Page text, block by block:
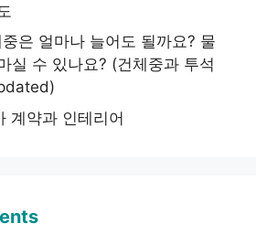
은 얼마나 늘어도 될까요? 물
실 수 있나요? (건체중과 투석
계약과 인테리어